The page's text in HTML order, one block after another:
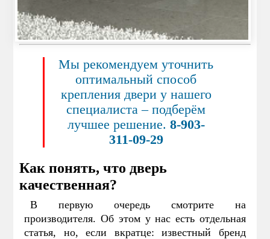
Мы рекомендуем уточнить
оптимальный способ
крепления двери у нашего
специалиста – подберём
лучшее решение. 8-903-
311-09-29
Как понять, что дверь
качественная?
В первую очередь смотрите на
производителя. Об этом у нас есть отдельная
статья, но, если вкратце: известный бренд